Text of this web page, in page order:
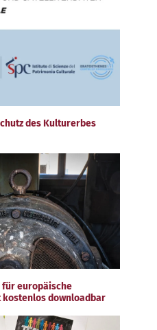
des Kulturerbes
europäische
kostenlos downloadbar